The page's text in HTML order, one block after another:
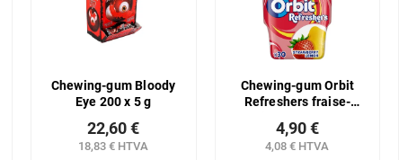
Chewing-gum Bloody
Eye 200 x 5 g
18,83 € HTVA
22,60 €
Chewing-gum Orbit
Refreshers fraise-
4,08 € HTVA
4,90 €